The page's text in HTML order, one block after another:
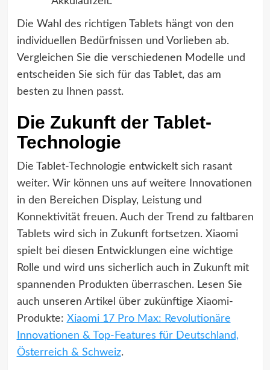
Die Wahl des richtigen Tablets hängt von den
individuellen Bedürfnissen und Vorlieben ab.
Vergleichen Sie die verschiedenen Modelle und
entscheiden Sie sich für das Tablet, das am
besten zu Ihnen passt.
Die Zukunft der Tablet-
Technologie
Die Tablet-Technologie entwickelt sich rasant
weiter. Wir können uns auf weitere Innovationen
in den Bereichen Display, Leistung und
Konnektivität freuen. Auch der Trend zu faltbaren
Tablets wird sich in Zukunft fortsetzen. Xiaomi
spielt bei diesen Entwicklungen eine wichtige
Rolle und wird uns sicherlich auch in Zukunft mit
spannenden Produkten überraschen. Lesen Sie
auch unseren Artikel über zukünftige Xiaomi-
Produkte: Xiaomi 17 Pro Max: Revolutionäre
Innovationen & Top-Features für Deutschland,
Österreich & Schweiz.